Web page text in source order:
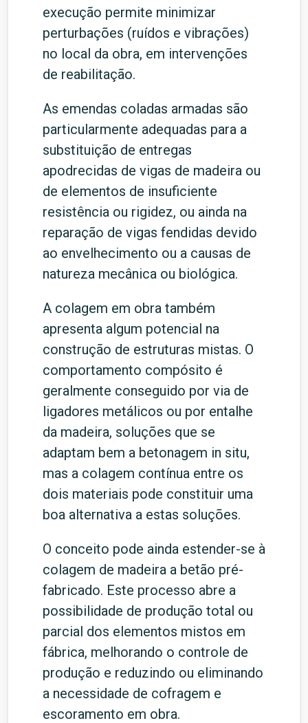
execução permite minimizar
perturbações (ruídos e vibrações)
no local da obra, em intervenções
de reabilitação.
As emendas coladas armadas são
particularmente adequadas para a
substituição de entregas
apodrecidas de vigas de madeira ou
de elementos de insuficiente
resistência ou rigidez, ou ainda na
reparação de vigas fendidas devido
ao envelhecimento ou a causas de
natureza mecânica ou biológica.
A colagem em obra também
apresenta algum potencial na
construção de estruturas mistas. O
comportamento compósito é
geralmente conseguido por via de
ligadores metálicos ou por entalhe
da madeira, soluções que se
adaptam bem a betonagem in situ,
mas a colagem contínua entre os
dois materiais pode constituir uma
boa alternativa a estas soluções.
O conceito pode ainda estender-se à
colagem de madeira a betão pré-
fabricado. Este processo abre a
possibilidade de produção total ou
parcial dos elementos mistos em
fábrica, melhorando o controle de
produção e reduzindo ou eliminando
a necessidade de cofragem e
escoramento em obra.